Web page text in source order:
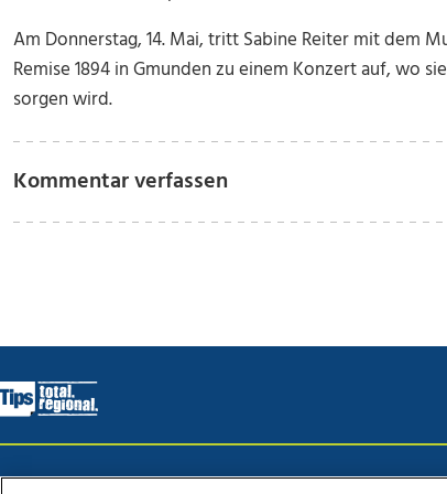
Am Donnerstag, 14. Mai, tritt Sabine Reiter mit dem
Remise 1894 in Gmunden zu einem Konzert auf, wo
sorgen wird.
Kommentar verfassen